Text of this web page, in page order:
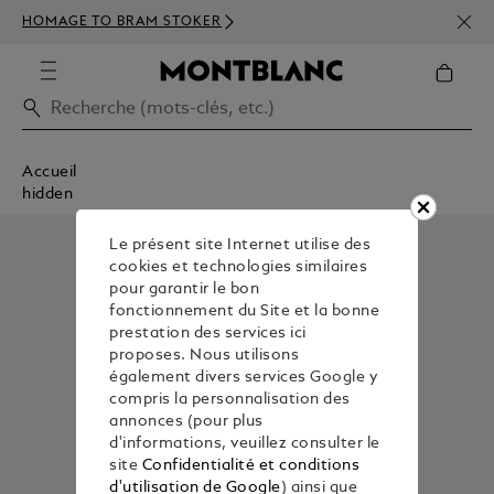
HOMAGE TO BRAM STOKER
350€
Accueil
hidden
Le présent site Internet utilise des
cookies et technologies similaires
pour garantir le bon
fonctionnement du Site et la bonne
prestation des services ici
proposes. Nous utilisons
également divers services Google y
compris la personnalisation des
annonces (pour plus
d'informations, veuillez consulter le
site Confidentialité et conditions
d'utilisation de Google ) ainsi que